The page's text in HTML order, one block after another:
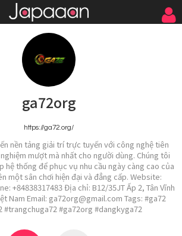
ga72org
https://ga72.org/
nền tảng giải trí trực tuyến với công nghệ tiên
mượt mà nhất cho người dùng. Chúng tôi
hệ thống để phục vụ nhu cầu ngày càng cao của
một sân chơi hiện đại và đẳng cấp. Website:
+84838317483 Địa chỉ: B12/35JT Ấp 2, Tân Vĩnh
Nam Email: ga72org@gmail.com Tags: #ga72
#trangchuga72 #ga72org #dangkyga72